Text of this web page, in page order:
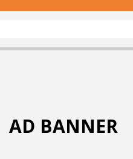
AD BANNER